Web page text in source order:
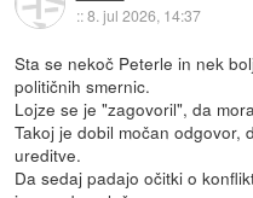
::8. jul 2026, 14:37
Sta se nekoč Peterle in nek
političnih smernic.
Lojze se je "zagovoril", da
Takoj je dobil močan odgovor,
ureditve.
Da sedaj padajo očitki o